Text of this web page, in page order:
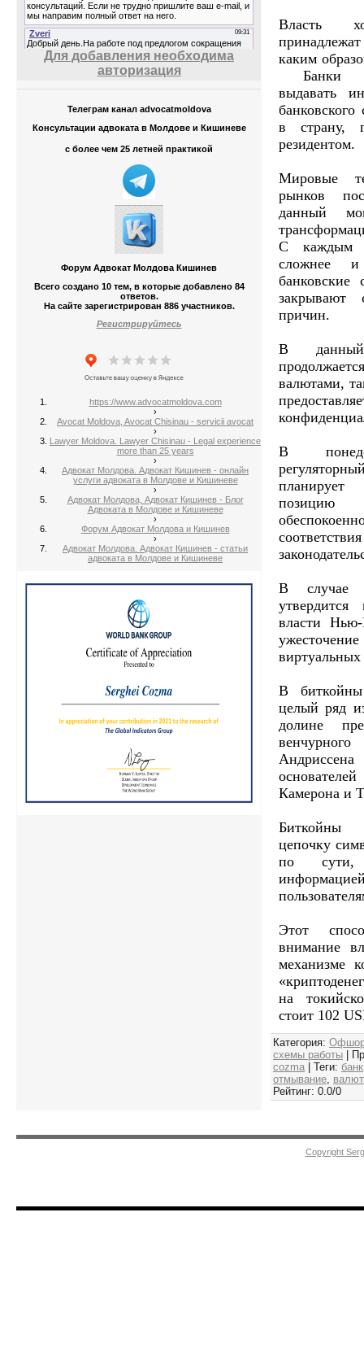
Для добавления необходима
авторизация
Телеграм канал advocatmoldova
Консультации адвоката в Молдове и Кишиневе
с более чем 25 летней практикой
Форум Адвокат Молдова Кишинев
Всего создано 10 тем, в которые добавлено 84
ответов.
На сайте зарегистрирован 886 участников.
Регистрируйтесь
https://www.advocatmoldova.com
›
Avocat Moldova, Avocat Chisinau - servicii avocat
›
Lawyer Moldova. Lawyer Chisinau - Legal experience
more than 25 years
›
Адвокат Молдова. Адвокат Кишинев - онлайн
услуги адвоката в Молдове и Кишиневе
›
Адвокат Молдова, Адвокат Кишинев - Блог
Адвоката в Молдове и Кишиневе
›
Форум Адвокат Молдова и Кишинев
›
Адвокат Молдова. Адвокат Кишинев - статьи
адвоката в Молдове и Кишиневе
Власть
каким
Банки
выдавать
банковского
в страну,
резидентом.
Мировые
рынков
данный
С каждым
сложнее и
закрывают
причин.
В
валютами,
В
В случае
власти
В биткойны
целый ряд
долине
Камерона и
Биткойны
цепочку
по сути,
Этот
внимание
механизме
на
стоит 102
Категория:
схемы работы
cozma
Теги: банк
отмывание,
Рейтинг: 0.0/0
Copyright